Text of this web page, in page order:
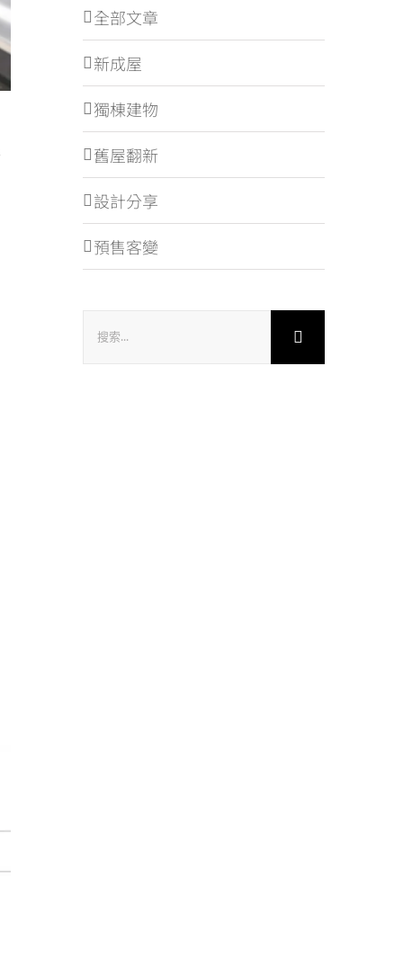
全部文章
新成屋
獨棟建物
舊屋翻新
設計分享
預售客變